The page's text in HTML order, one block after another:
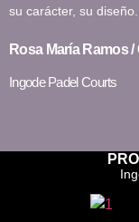
su carácter, su diseño.
Rosa María Ramos
Ingode Padel Courts